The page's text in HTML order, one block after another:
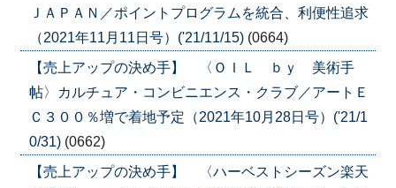
ＪＡＰＡＮ／ポイントプログラムを統合、利便性追求
（2021年11月11日号）('21/11/15) (0664)
【売上アップの決め手】 〈ＯＩＬ ｂｙ 美術手
帖〉カルチュア・コンビニエンス・クラブ／アートＥ
Ｃ３００％増で着地予定（2021年10月28日号）('21/1
0/31) (0662)
【売上アップの決め手】 〈ハーベストシーズン楽天